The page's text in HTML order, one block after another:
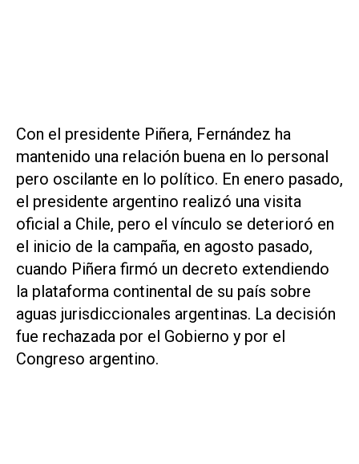
Con el presidente Piñera, Fernández ha
mantenido una relación buena en lo personal
pero oscilante en lo político. En enero pasado,
el presidente argentino realizó una visita
oficial a Chile, pero el vínculo se deterioró en
el inicio de la campaña, en agosto pasado,
cuando Piñera firmó un decreto extendiendo
la plataforma continental de su país sobre
aguas jurisdiccionales argentinas. La decisión
fue rechazada por el Gobierno y por el
Congreso argentino.